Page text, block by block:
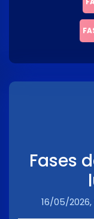
Fases
16/05/2026,